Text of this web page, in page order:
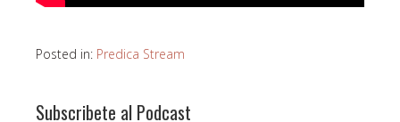
Posted in: Predica Stream
Subscribete al Podcast